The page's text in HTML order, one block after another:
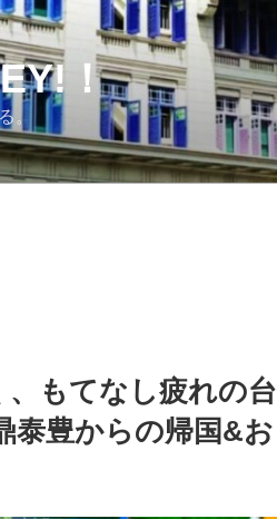
！
。
もてなし疲れの台
泰豊からの帰国&お